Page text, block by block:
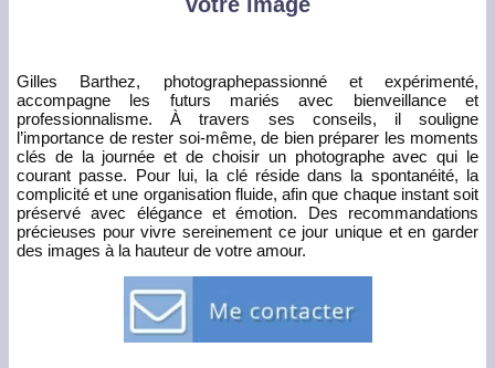
Gilles Barthez, photographepassionné et expérimenté,
accompagne les futurs mariés avec bienveillance et
professionnalisme. À travers ses conseils, il souligne
l’importance de rester soi-même, de bien préparer les moments
clés de la journée et de choisir un photographe avec qui le
courant passe. Pour lui, la clé réside dans la spontanéité, la
complicité et une organisation fluide, afin que chaque instant soit
préservé avec élégance et émotion. Des recommandations
précieuses pour vivre sereinement ce jour unique et en garder
des images à la hauteur de votre amour.